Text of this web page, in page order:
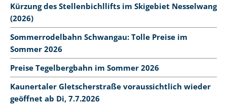
Kürzung des Stellenbichllifts im Skigebiet Nesselwang
(2026)
Sommerrodelbahn Schwangau: Tolle Preise im
Sommer 2026
Preise Tegelbergbahn im Sommer 2026
Kaunertaler Gletscherstraße voraussichtlich wieder
geöffnet ab Di, 7.7.2026